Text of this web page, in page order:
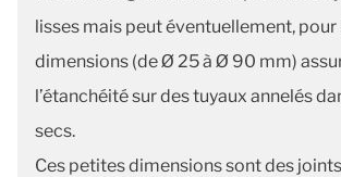
lisses mais peut éventuellement,
dimensions (de Ø 25 à Ø 90 mm)
l’étanchéité sur des tuyaux annelés
secs.
Ces petites dimensions sont des